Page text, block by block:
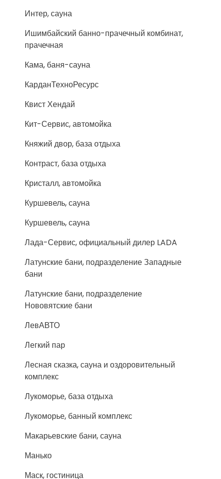
Интер, сауна
Ишимбайский банно-прачечный комбинат,
прачечная
Кама, баня-сауна
КарданТехноРесурс
Квист Хендай
Кит-Сервис, автомойка
Княжий двор, база отдыха
Контраст, база отдыха
Кристалл, автомойка
Куршевель, сауна
Куршевель, сауна
Лада-Сервис, официальный дилер LADA
Латунские бани, подразделение Западные
бани
Латунские бани, подразделение
Нововятские бани
ЛевАВТО
Легкий пар
Лесная сказка, сауна и оздоровительный
комплекс
Лукоморье, база отдыха
Лукоморье, банный комплекс
Макарьевские бани, сауна
Манько
Маск, гостиница